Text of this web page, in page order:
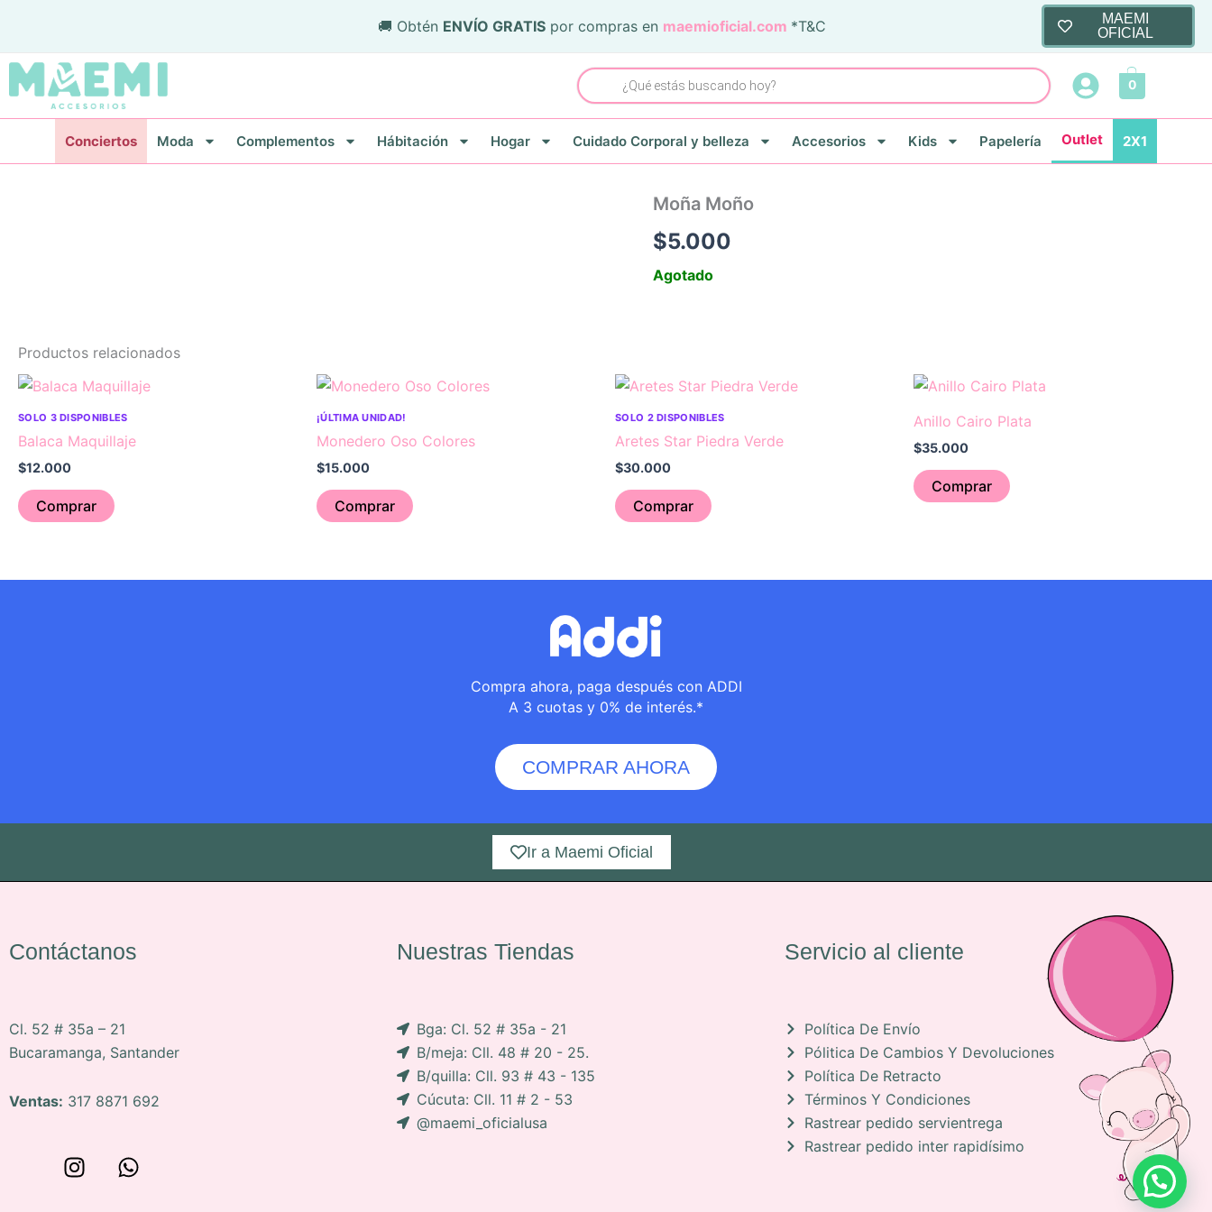
contenido
🚚 Obtén ENVÍO GRATIS por compras en maemioficial.com *T&C
MAEMI
OFICIAL
Búsqueda
de
productos
0
Conciertos Moda Complementos Hábitación Hogar Cuidado Corporal y belleza Accesorios Kids Papelería Outlet 2X1
Moña Moño
$5.000
Agotado
Productos relacionados
SOLO 3 DISPONIBLES
Balaca Maquillaje
$12.000
Comprar
¡ÚLTIMA UNIDAD!
Monedero Oso Colores
$15.000
Comprar
SOLO 2 DISPONIBLES
Aretes Star Piedra Verde
$30.000
Comprar
Anillo Cairo Plata
$35.000
Comprar
Compra ahora, paga después con ADDI
A 3 cuotas y 0% de interés.*
COMPRAR AHORA
Ir a Maemi Oficial
Contáctanos
Cl. 52 # 35a – 21
Bucaramanga, Santander
Ventas: 317 8871 692
I
W
Nuestras Tiendas
Bga: Cl. 52 # 35a - 21
B/meja: Cll. 48 # 20 - 25.
B/quilla: Cll. 93 # 43 - 135
Cúcuta: Cll. 11 # 2 - 53
@maemi_oficialusa
Servicio al cliente
Política De Envío
Pólitica De Cambios Y Devoluciones
Política De Retracto
Términos Y Condiciones
Rastrear pedido servientrega
Rastrear pedido inter rapidísimo